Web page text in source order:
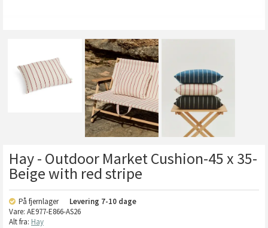
Hay - Outdoor Market Cushion-45 x 35-
Beige with red stripe
På fjernlager Levering 7-10 dage
Vare: AE977-E866-AS26
Alt fra: Hay